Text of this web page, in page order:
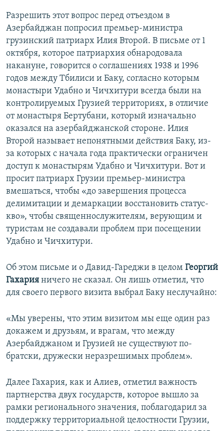
Разрешить этот вопрос перед отъездом в
Азербайджан попросил премьер-министра
грузинский патриарх Илия Второй. В письме от 1
октября, которое патриархия обнародовала
накануне, говорится о соглашениях 1938 и 1996
годов между Тбилиси и Баку, согласно которым
монастыри Удабно и Чичхитури всегда были на
контролируемых Грузией территориях, в отличие
от монастыря Бертубани, который изначально
оказался на азербайджанской стороне. Илия
Второй называет непонятными действия Баку, из-
за которых с начала года практически ограничен
доступ к монастырям Удабно и Чичхитури. Вот и
просит патриарх Грузии премьер-министра
вмешаться, чтобы «до завершения процесса
делимитации и демаркации восстановить статус-
кво», чтобы священнослужителям, верующим и
туристам не создавали проблем при посещении
Удабно и Чичхитури.
Об этом письме и о Давид-Гареджи в целом Георгий
Гахария ничего не сказал. Он лишь отметил, что
для своего первого визита выбрал Баку неслучайно:
«Мы уверены, что этим визитом мы еще один раз
докажем и друзьям, и врагам, что между
Азербайджаном и Грузией не существуют по-
братски, дружески неразрешимых проблем».
Далее Гахария, как и Алиев, отметил важность
партнерства двух государств, которое вышло за
рамки регионального значения, поблагодарил за
поддержку территориальной целостности Грузии,